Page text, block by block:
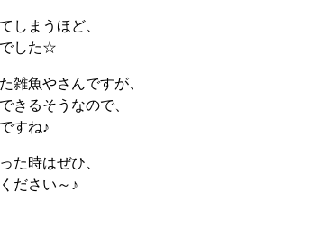
しまうほど、
した☆
雑魚やさんですが、
きるそうなので、
すね♪
た時はぜひ、
ださい～♪